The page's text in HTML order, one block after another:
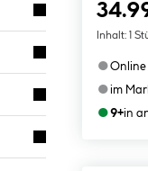
Inhalt: 1
●Online
●im
●9+in